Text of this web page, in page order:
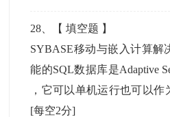
28 、【填空题 】
SYBASE移动与嵌入计算解
能的SQL数据库是Adaptive
，它可以单机运行也可以作
[每空2分]